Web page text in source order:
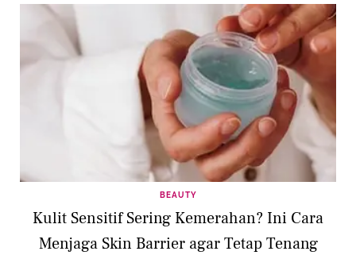
BEAUTY
Kulit Sensitif Sering Kemerahan? Ini Cara
Menjaga Skin Barrier agar Tetap Tenang